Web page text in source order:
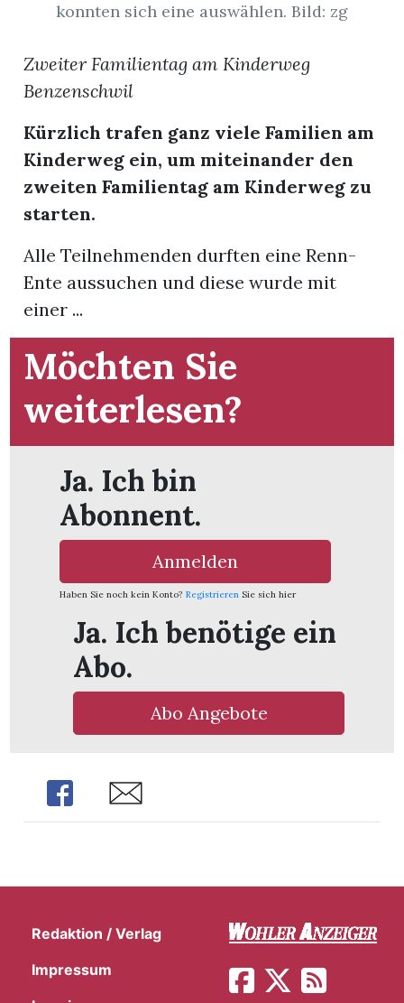
konnten sich eine auswählen. Bild: zg
Zweiter Familientag am Kinderweg
Benzenschwil
Kürzlich trafen ganz viele Familien am
Kinderweg ein, um miteinander den
zweiten Familientag am Kinderweg zu
starten.
Alle Teilnehmenden durften eine Renn-
Ente aussuchen und diese wurde mit
einer ...
Möchten Sie
weiterlesen?
Ja. Ich bin
Abonnent.
Anmelden
Haben Sie noch kein Konto? Registrieren Sie sich hier
Ja. Ich benötige ein
Abo.
Abo Angebote
Share Share
Redaktion / Verlag
Impressum